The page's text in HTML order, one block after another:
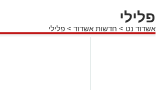
פלילי
אשדוד נט > חדשות אשדוד > פלילי